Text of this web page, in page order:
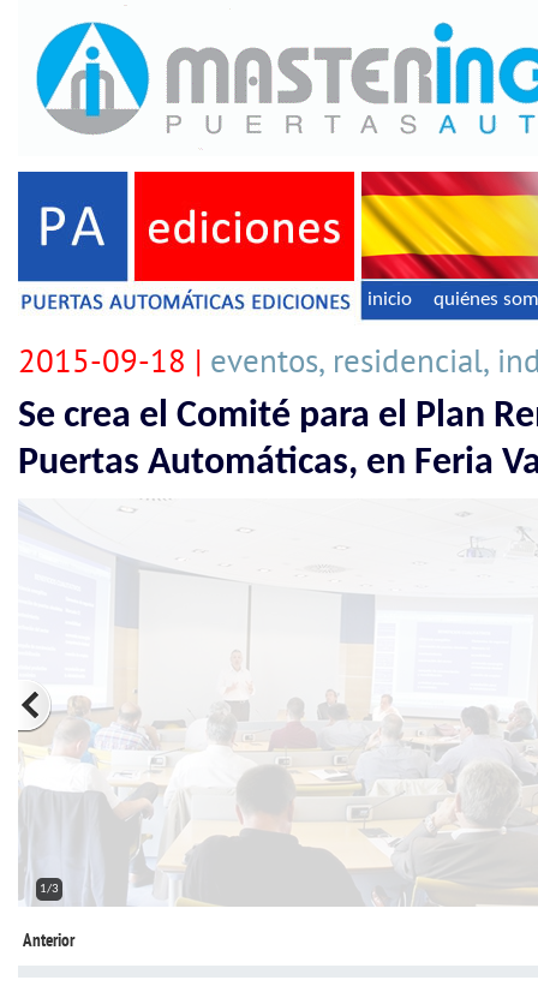
inicio quiénes
2015-09-18 | eventos, residencial,
Se crea el Comité para el Plan
Puertas Automáticas, en Feria
2/3
Anterior